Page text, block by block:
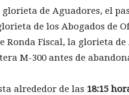
de Aguadores, el
de los Abogados de
Fiscal, la glorieta
M-300 antes de
alrededor de las 18:15